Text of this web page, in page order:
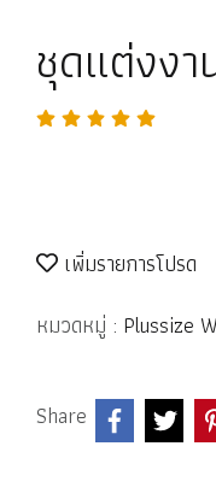
ชุดแต่งงา
เพิ่มรายการโปรด
หมวดหมู่ : Plussize
Share